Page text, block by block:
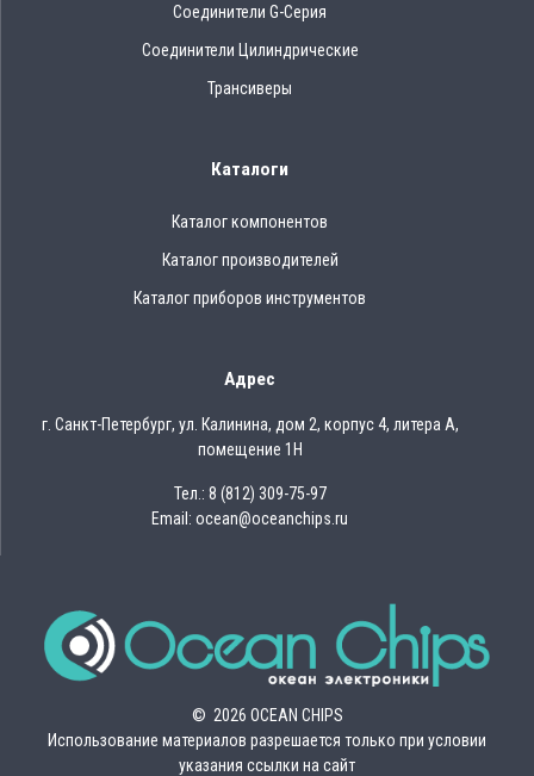
Соединители G-Серия
Соединители Цилиндрические
Трансиверы
Каталоги
Каталог компонентов
Каталог производителей
Каталог приборов инструментов
Адрес
г. Санкт-Петербург, ул. Калинина, дом 2, корпус 4, литера А,
помещение 1Н
Тел.: 8 (812) 309-75-97
Email: ocean@oceanchips.ru
© 2026 OCEAN CHIPS
Использование материалов разрешается только при условии
указания ссылки на сайт